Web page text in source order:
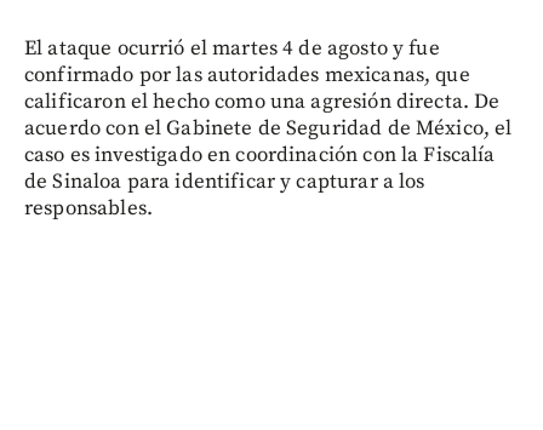
El ataque ocurrió el martes 4 de agosto y fue
confirmado por las autoridades mexicanas, que
calificaron el hecho como una agresión directa. De
acuerdo con el Gabinete de Seguridad de México, el
caso es investigado en coordinación con la Fiscalía
de Sinaloa para identificar y capturar a los
responsables.